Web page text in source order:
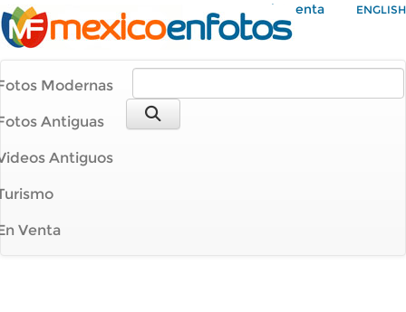
Mi Cuenta ENGLISH
Modernas
Antiguas
Antiguos
Venta